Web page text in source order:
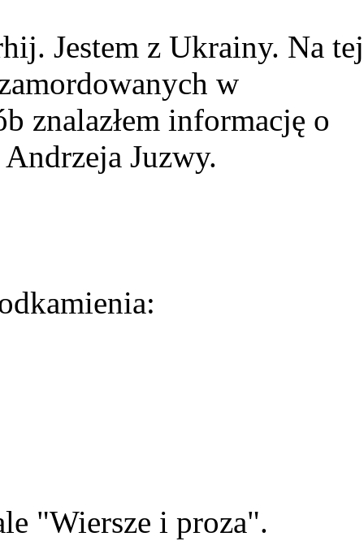
Jestem z Ukrainy. Na tej
w
znalazłem informację o
Juzwy.
"Wiersze i proza".